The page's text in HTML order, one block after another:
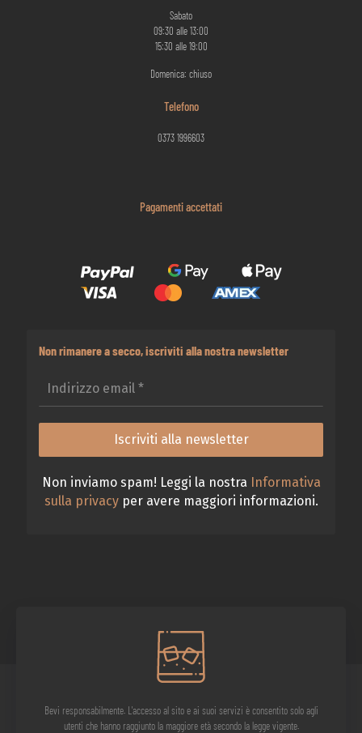
Sabato
09:30 alle 13:00
15:30 alle 19:00
Domenica: chiuso
Telefono
0373 1996603
Pagamenti accettati
Non rimanere a secco, iscriviti alla nostra newsletter
Non inviamo spam! Leggi la nostra Informativa
sulla privacyper avere maggiori informazioni.
IL VIAGGIO DELL'OSTE CURIOSO S.r.l. - 2026 © Tutti i diritti riservati.
Sede Legale: Via 4 Novembre 14a, 26013 Crema (CR) | P.IVA: 01801880194 | SDI:
Bevi responsabilmente. L'accesso al sito e ai suoi servizi è consentito solo agli
utenti che hanno raggiunto la maggiore età secondo la legge vigente.